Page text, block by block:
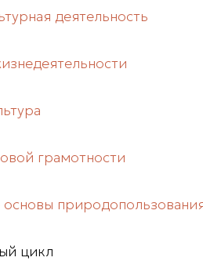
деятельность
грамотности
цикл